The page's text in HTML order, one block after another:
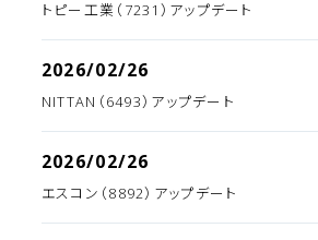
トピー工業（7231）アップデート
2026/02/26
NITTAN（6493）アップデート
2026/02/26
エスコン（8892）アップデート